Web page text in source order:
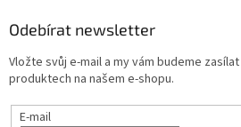
Odebírat newsletter
Vložte svůj e-mail a my vám budeme
produktech na našem e-shopu.
E-mail